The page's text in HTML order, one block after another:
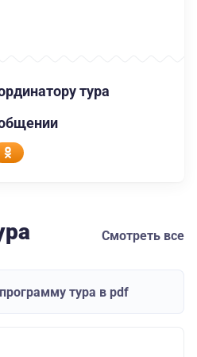
тура
Смотреть все
тура в pdf